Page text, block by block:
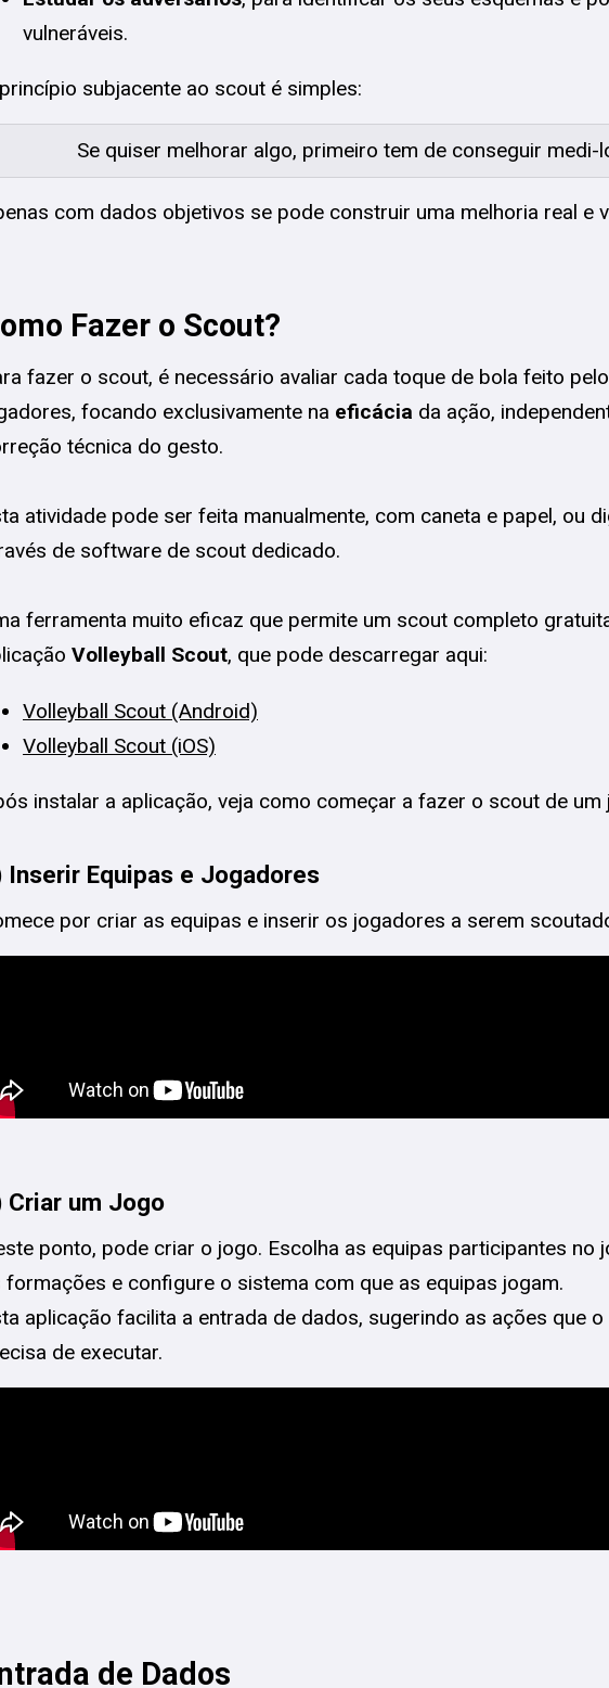
vulneráveis.
subjacente ao scout é simples:
Se quiser melhorar algo, primeiro tem de conseguir medi-
com dados objetivos se pode construir uma melhoria real e
Fazer o Scout?
fazer o scout, é necessário avaliar cada toque de bola feito
focando exclusivamente na eficácia da ação,
técnica do gesto.
atividade pode ser feita manualmente, com caneta e papel, ou
de software de scout dedicado.
ferramenta muito eficaz que permite um scout completo
Volleyball Scout, que pode descarregar aqui:
Volleyball Scout (Android)
Volleyball Scout (iOS)
instalar a aplicação, veja como começar a fazer o scout de um
Inserir Equipas e Jogadores
por criar as equipas e inserir os jogadores a serem
Criar um Jogo
ponto, pode criar o jogo. Escolha as equipas participantes no
formações e configure o sistema com que as equipas jogam.
aplicação facilita a entrada de dados, sugerindo as ações que
de executar.
de Dados